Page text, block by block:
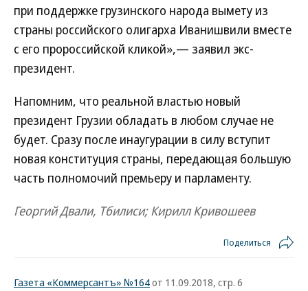
при поддержке грузинского народа вымету из
страны российского олигарха Иванишвили вместе
с его пророссийской кликой»,— заявил экс-
президент.
Напомним, что реальной властью новый
президент Грузии обладать в любом случае не
будет. Сразу после инаугурации в силу вступит
новая конституция страны, передающая большую
часть полномочий премьеру и парламенту.
Георгий Двали, Тбилиси; Кирилл Кривошеев
Поделиться
Газета «Коммерсантъ» №164от 11.09.2018, стр. 6